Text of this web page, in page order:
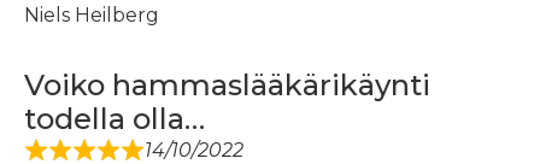
Niels Heilberg
Voiko hammaslääkärikäynti
todella olla…
14/10/2022